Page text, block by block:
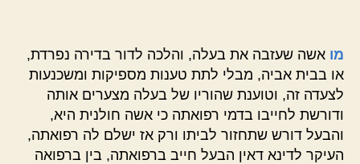
מו אשה שעזבה את בעלה, והלכה לדור בדירה נפרדת,
או בבית אביה, מבלי לתת טענות מספיקות ומשכנעות
לצעדה זה, וטוענת שהוריו של בעלה מצערים אותה
ודורשת לחייבו בדמי רפואתה כי אשה חולנית היא,
והבעל דורש שתחזור לביתו ורק אז ישלם לה רפואתה,
העיקר לדינא דאין הבעל חייב ברפואתה, בין ברפואה